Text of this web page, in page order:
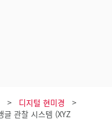
디지털 현미경
글 관찰 시스템 (XYZ